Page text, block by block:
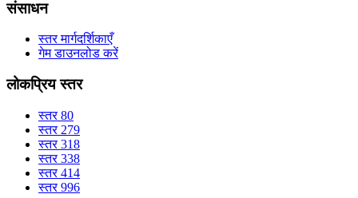
संसाधन
स्तर मार्गदर्शिकाएँ
गेम डाउनलोड करें
लोकप्रिय स्तर
स्तर 80
स्तर 279
स्तर 318
स्तर 338
स्तर 414
स्तर 996